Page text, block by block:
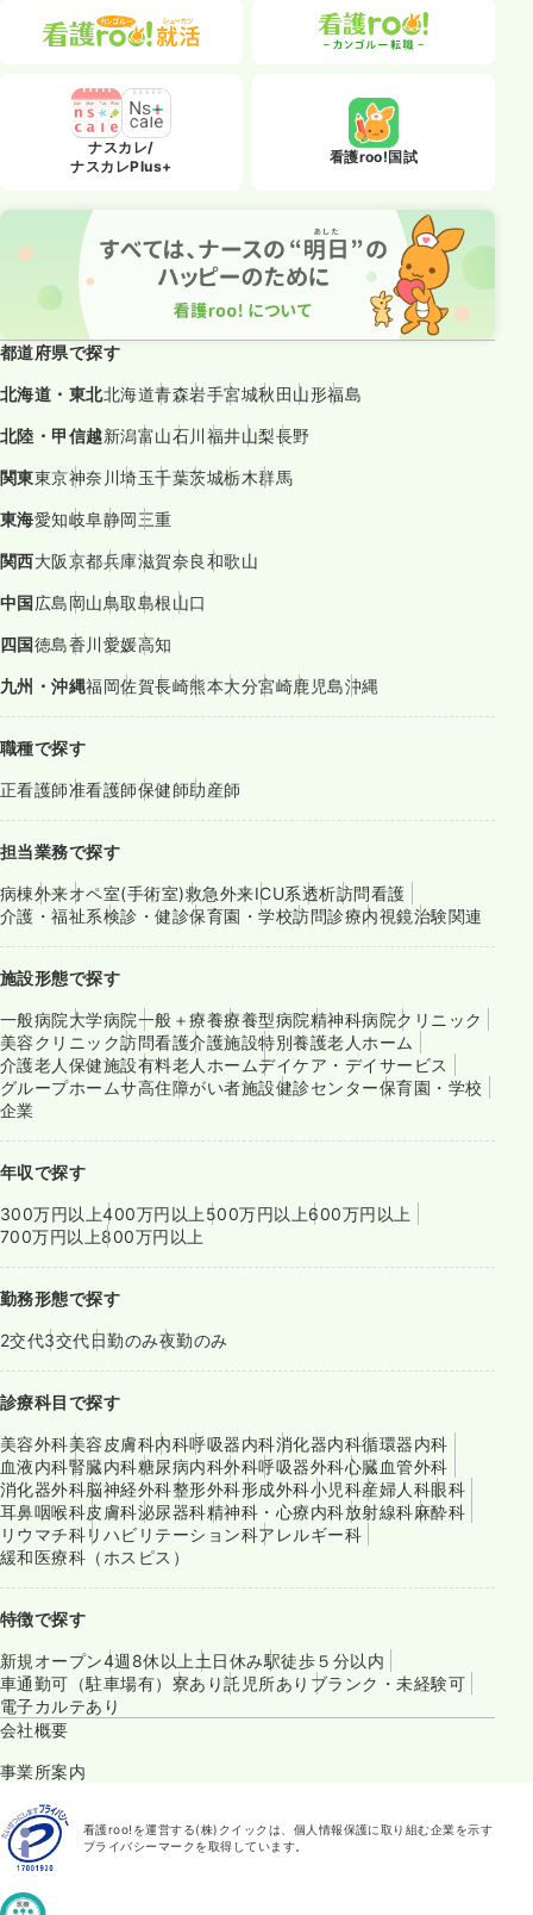
ナスカレ/
ナスカレPlus+
看護roo!国試
都道府県で探す
北海道・東北北海道青森岩手宮城秋田山形福島
北陸・甲信越新潟富山石川福井山梨長野
関東東京神奈川埼玉千葉茨城栃木群馬
東海愛知岐阜静岡三重
関西大阪京都兵庫滋賀奈良和歌山
中国広島岡山鳥取島根山口
四国徳島香川愛媛高知
九州・沖縄福岡佐賀長崎熊本大分宮崎鹿児島沖縄
職種で探す
正看護師准看護師保健師助産師
担当業務で探す
病棟外来オペ室(手術室)救急外来ICU系透析訪問看護
介護・福祉系検診・健診保育園・学校訪問診療内視鏡治験関連
施設形態で探す
一般病院大学病院一般＋療養療養型病院精神科病院クリニック
美容クリニック訪問看護介護施設特別養護老人ホーム
介護老人保健施設有料老人ホームデイケア・デイサービス
グループホームサ高住障がい者施設健診センター保育園・学校
企業
年収で探す
300万円以上400万円以上 500万円以上600万円以上
700万円以上800万円以上
勤務形態で探す
2交代3交代日勤のみ夜勤のみ
診療科目で探す
美容外科美容皮膚科内科呼吸器内科消化器内科循環器内科
血液内科腎臓内科糖尿病内科外科呼吸器外科心臓血管外科
消化器外科脳神経外科整形外科形成外科小児科産婦人科眼科
耳鼻咽喉科皮膚科泌尿器科精神科・心療内科放射線科麻酔科
リウマチ科リハビリテーション科アレルギー科
緩和医療科（ホスピス）
特徴で探す
新規オープン4週8休以上 土日休み駅徒歩５分以内
車通勤可（駐車場有） 寮あり託児所あり ブランク・未経験可
電子カルテあり
会社概要
事業所案内
看護roo!を運営する(株)クイックは、個人情報保護に取り組む企業を示す
プライバシーマークを取得しています。